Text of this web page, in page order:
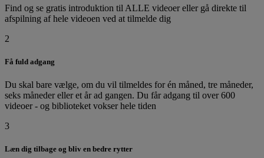
Find og se gratis introduktion til ALLE videoer eller gå direkte til
afspilning af hele videoen ved at tilmelde dig
2
Få fuld adgang
Du skal bare vælge, om du vil tilmeldes for én måned, tre måneder,
seks måneder eller et år ad gangen. Du får adgang til over 600
videoer - og biblioteket vokser hele tiden
3
Læn dig tilbage og bliv en bedre rytter